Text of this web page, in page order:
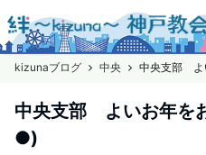
kizunaブログ 中央 中央支部 よ
中央支部 よいお年を
●)